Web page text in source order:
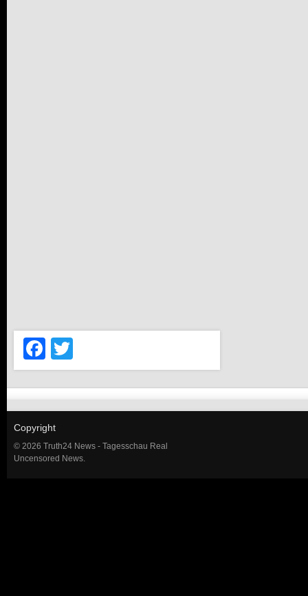
Facebook
Copyright
© 2026 Truth24 News - Tagesschau Real
Uncensored News.